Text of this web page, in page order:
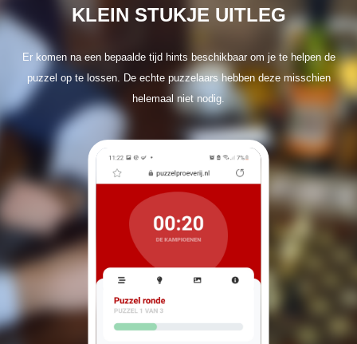
KLEIN STUKJE UITLEG
Er komen na een bepaalde tijd hints beschikbaar om je te helpen de
puzzel op te lossen. De echte puzzelaars hebben deze misschien
helemaal niet nodig.